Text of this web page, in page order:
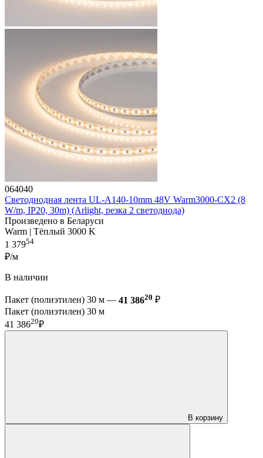
064040
Светодиодная лента UL-A140-10mm 48V Warm3000-CX2 (8
W/m, IP20, 30m) (Arlight, резка 2 светодиода)
Произведено в Беларуси
Warm | Тёплый 3000 K
1 37954
₽/м
В наличии
Пакет (полиэтилен) 30 м — 41 38620 ₽
Пакет (полиэтилен) 30 м
41 38620₽
В корзину